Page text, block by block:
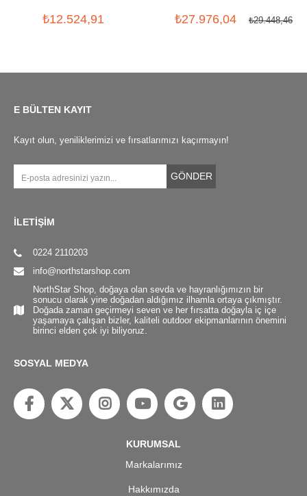
₺12.524,91 ₺27.976,04 ₺29.448,46
E BÜLTEN KAYIT
Kayıt olun, yeniliklerimizi ve fırsatlarımızı kaçırmayın!
GÖNDER
İLETİŞİM
0224 2110203
info@northstarshop.com
NorthStar Shop, doğaya olan sevda ve hayranlığımızın bir
sonucu olarak yine doğadan aldığımız ilhamla ortaya çıkmıştır.
Doğada zaman geçirmeyi seven ve her fırsatta doğayla iç içe
yaşamaya çalışan bizler, kaliteli outdoor ekipmanlarının önemini
birinci elden çok iyi biliyoruz.
SOSYAL MEDYA
KURUMSAL
Markalarımız
Hakkımızda